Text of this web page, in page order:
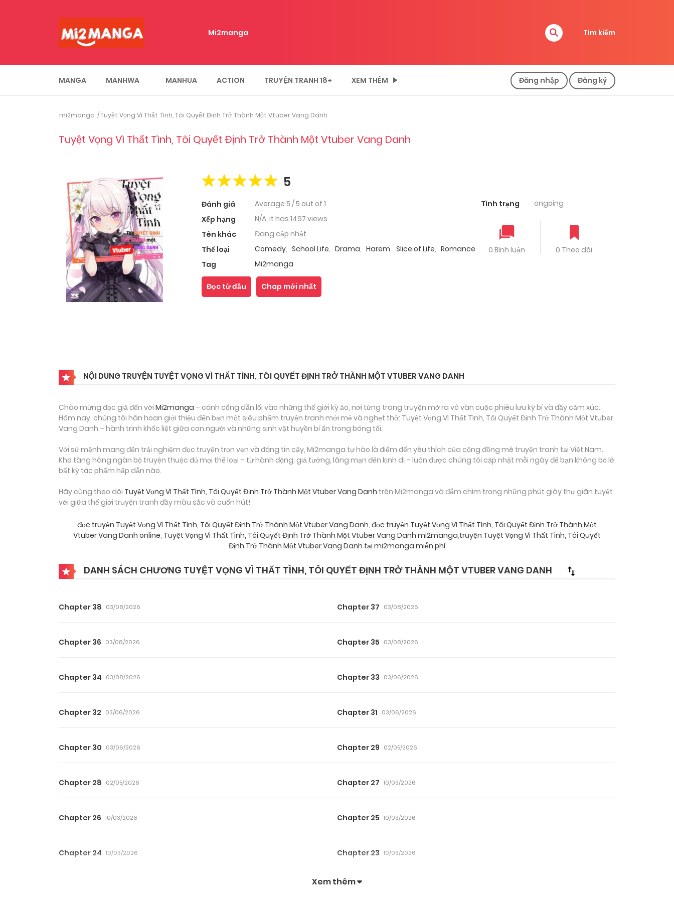
Mi2manga Tìm kiếm
MANGA MANHWA MANHUA ACTION TRUYỆN TRANH 18+ XEM THÊM Đăng nhập Đăng ký
mi2manga Tuyệt Vọng Vì Thất Tình, Tôi Quyết Định Trở Thành Một Vtuber Vang Danh
Tuyệt Vọng Vì Thất Tình, Tôi Quyết Định Trở Thành Một Vtuber Vang Danh
5
Đánh giá Average 5 /5 out of 1
Xếp hạng
N/A, it has 1497 views
Tên khác
Đang cập nhật
Thể loại
Comedy, School Life, Drama, Harem, Slice of Life, Romance
Tag
Mi2manga
Tình trạng ongoing
0 Bình luận 0 Theo dõi
Đọc từ đầu Chap mới nhất
NỘI DUNG TRUYỆN TUYỆT VỌNG VÌ THẤT TÌNH, TÔI QUYẾT ĐỊNH TRỞ THÀNH MỘT VTUBER VANG DANH
Chào mừng đọc giả đến với Mi2manga – cánh cổng dẫn lối vào những thế giới kỳ ảo, nơi từng trang truyện mở ra vô vàn cuộc phiêu lưu kỳ bí và đầy cảm xúc.
Hôm nay, chúng tôi hân hoan giới thiệu đến bạn một siêu phẩm truyện tranh mới mẻ và nghẹt thở: Tuyệt Vọng Vì Thất Tình, Tôi Quyết Định Trở Thành Một Vtuber
Vang Danh – hành trình khốc liệt giữa con người và những sinh vật huyền bí ẩn trong bóng tối.
Với sứ mệnh mang đến trải nghiệm đọc truyện trọn vẹn và đáng tin cậy, Mi2manga tự hào là điểm đến yêu thích của cộng đồng mê truyện tranh tại Việt Nam.
Kho tàng hàng ngàn bộ truyện thuộc đủ mọi thể loại – từ hành động, giả tưởng, lãng mạn đến kinh dị – luôn được chúng tôi cập nhật mỗi ngày để bạn không bỏ lỡ
bất kỳ tác phẩm hấp dẫn nào.
Hãy cùng theo dõi Tuyệt Vọng Vì Thất Tình, Tôi Quyết Định Trở Thành Một Vtuber Vang Danh trên Mi2manga và đắm chìm trong những phút giây thư giãn tuyệt
vời giữa thế giới truyện tranh đầy màu sắc và cuốn hút!
đọc truyện Tuyệt Vọng Vì Thất Tình, Tôi Quyết Định Trở Thành Một Vtuber Vang Danh, đọc truyện Tuyệt Vọng Vì Thất Tình, Tôi Quyết Định Trở Thành Một
Vtuber Vang Danh online, Tuyệt Vọng Vì Thất Tình, Tôi Quyết Định Trở Thành Một Vtuber Vang Danh mi2manga,truyện Tuyệt Vọng Vì Thất Tình, Tôi Quyết
Định Trở Thành Một Vtuber Vang Danh tại mi2manga miễn phí
DANH SÁCH CHƯƠNG TUYỆT VỌNG VÌ THẤT TÌNH, TÔI QUYẾT ĐỊNH TRỞ THÀNH MỘT VTUBER VANG DANH
Chapter 38 03/08/2026 Chapter 37 03/08/2026
Chapter 36 03/08/2026 Chapter 35 03/08/2026
Chapter 34 03/08/2026 Chapter 33 03/06/2026
Chapter 32 03/06/2026 Chapter 31 03/06/2026
Chapter 30 03/06/2026 Chapter 29 02/05/2026
Chapter 28 02/05/2026 Chapter 27 10/03/2026
Chapter 26 10/03/2026 Chapter 25 10/03/2026
Chapter 24 10/03/2026 Chapter 23 10/03/2026
Chapter 21
Xem thêm